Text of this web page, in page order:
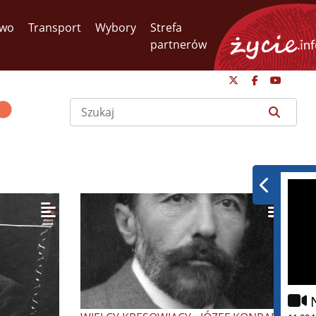
Transport Wybory
Strefa
partnerów